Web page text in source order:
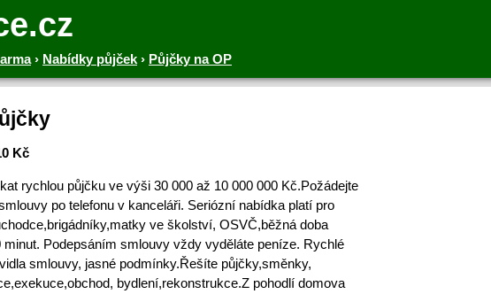
› Nabídky půjček › Půjčky na OP
Kč
rychlou půjčku ve výši 30 000 až 10 000 000 Kč.Požádejte
po telefonu v kanceláři. Seriózní nabídka platí pro
ve školství, OSVČ,běžná doba
minut. Podepsáním smlouvy vždy vyděláte peníze. Rychlé
smlouvy, jasné podmínky.Řešíte půjčky,směnky,
bydlení,rekonstrukce.Z pohodlí domova